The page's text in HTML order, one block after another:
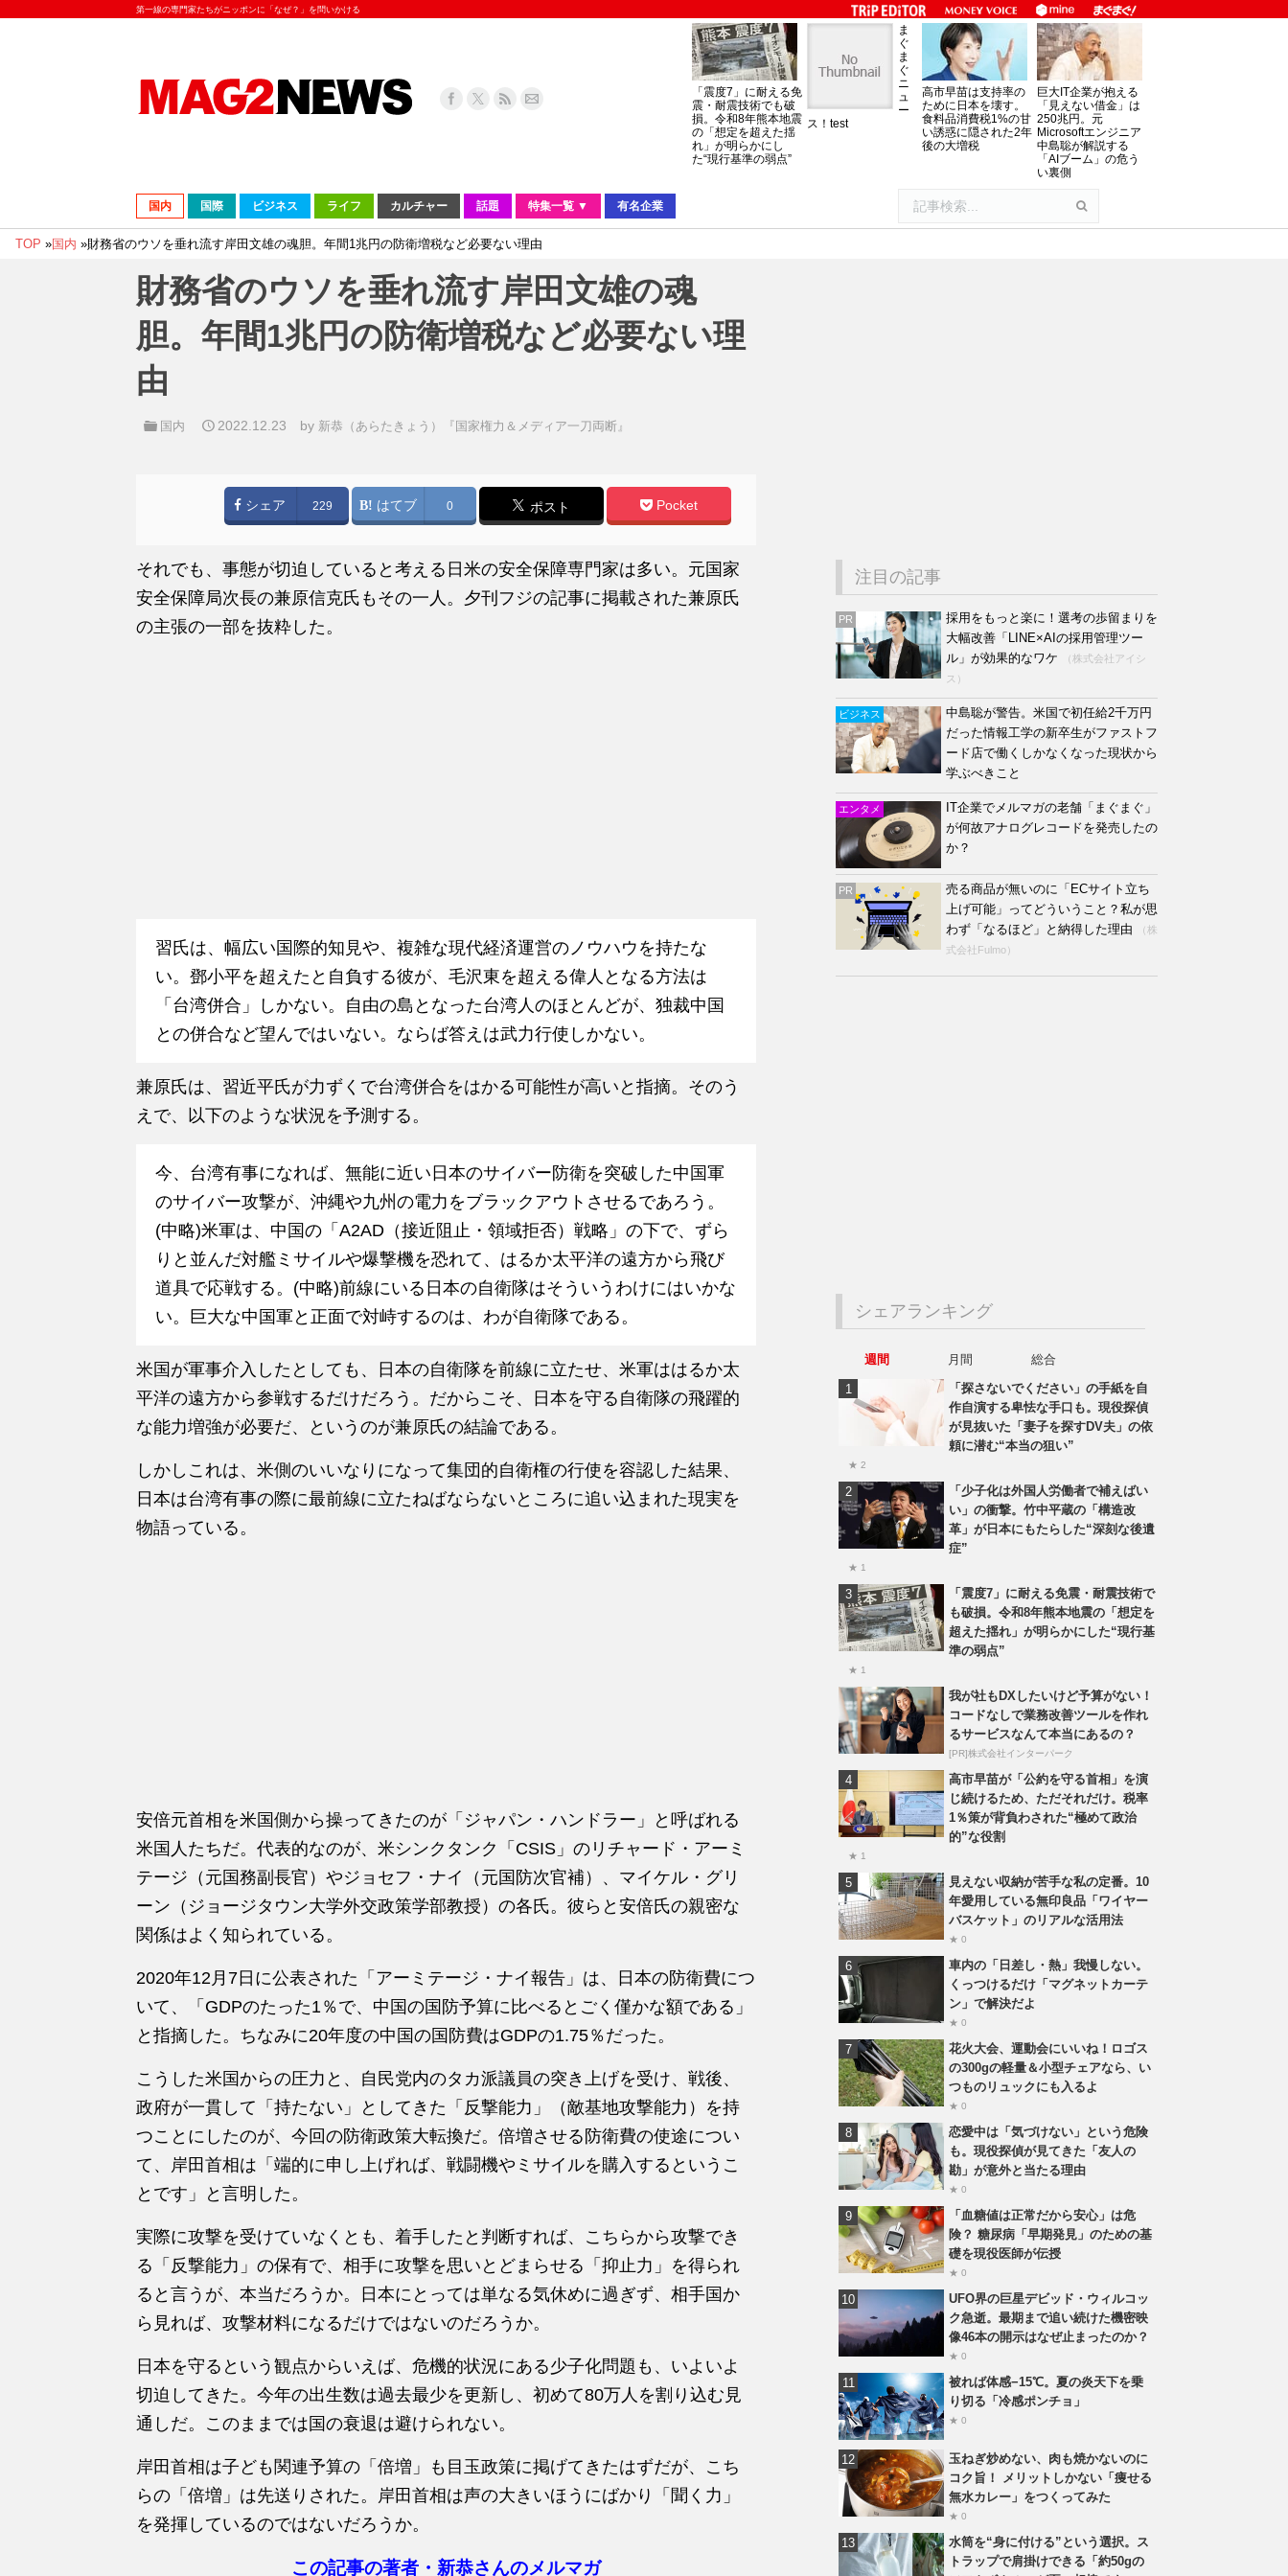
第一線の専門家たちがニッポンに「なぜ？」を問いかける
「震度7」に耐える免
震・耐震技術でも破
損。令和8年熊本地震
の「想定を超えた揺
れ」が明らかにし
た“現行基準の弱点”
ま
ぐ
ま
ぐ
ニ
ュ
ー
ス！test
高市早苗は支持率の
ために日本を壊す。
食料品消費税1%の甘
い誘惑に隠された2年
後の大増税
巨大IT企業が抱える
「見えない借金」は
250兆円。元
Microsoftエンジニア
中島聡が解説する
「AIブーム」の危う
い裏側
国内 国際 ビジネス ライフ カルチャー 話題 特集一覧 ▼ 有名企業
TOP »国内 »財務省のウソを垂れ流す岸田文雄の魂胆。年間1兆円の防衛増税など必要ない理由
財務省のウソを垂れ流す岸田文雄の魂
胆。年間1兆円の防衛増税など必要ない理
由
国内 2022.12.23 by 新恭（あらたきょう）『国家権力＆メディア一刀両断』
シェア 229 はてブ 0 ポスト Pocket
それでも、事態が切迫していると考える日米の安全保障専門家は多い。元国家
安全保障局次長の兼原信克氏もその一人。夕刊フジの記事に掲載された兼原氏
の主張の一部を抜粋した。
習氏は、幅広い国際的知見や、複雑な現代経済運営のノウハウを持たな
い。鄧小平を超えたと自負する彼が、毛沢東を超える偉人となる方法は
「台湾併合」しかない。自由の島となった台湾人のほとんどが、独裁中国
との併合など望んではいない。ならば答えは武力行使しかない。
兼原氏は、習近平氏が力ずくで台湾併合をはかる可能性が高いと指摘。そのう
えで、以下のような状況を予測する。
今、台湾有事になれば、無能に近い日本のサイバー防衛を突破した中国軍
のサイバー攻撃が、沖縄や九州の電力をブラックアウトさせるであろう。
(中略)米軍は、中国の「A2AD（接近阻止・領域拒否）戦略」の下で、ずら
りと並んだ対艦ミサイルや爆撃機を恐れて、はるか太平洋の遠方から飛び
道具で応戦する。(中略)前線にいる日本の自衛隊はそういうわけにはいかな
い。巨大な中国軍と正面で対峙するのは、わが自衛隊である。
米国が軍事介入したとしても、日本の自衛隊を前線に立たせ、米軍ははるか太
平洋の遠方から参戦するだけだろう。だからこそ、日本を守る自衛隊の飛躍的
な能力増強が必要だ、というのが兼原氏の結論である。
しかしこれは、米側のいいなりになって集団的自衛権の行使を容認した結果、
日本は台湾有事の際に最前線に立たねばならないところに追い込まれた現実を
物語っている。
安倍元首相を米国側から操ってきたのが「ジャパン・ハンドラー」と呼ばれる
米国人たちだ。代表的なのが、米シンクタンク「CSIS」のリチャード・アーミ
テージ（元国務副長官）やジョセフ・ナイ（元国防次官補）、マイケル・グリ
ーン（ジョージタウン大学外交政策学部教授）の各氏。彼らと安倍氏の親密な
関係はよく知られている。
2020年12月7日に公表された「アーミテージ・ナイ報告」は、日本の防衛費につ
いて、「GDPのたった1％で、中国の国防予算に比べるとごく僅かな額である」
と指摘した。ちなみに20年度の中国の国防費はGDPの1.75％だった。
こうした米国からの圧力と、自民党内のタカ派議員の突き上げを受け、戦後、
政府が一貫して「持たない」としてきた「反撃能力」（敵基地攻撃能力）を持
つことにしたのが、今回の防衛政策大転換だ。倍増させる防衛費の使途につい
て、岸田首相は「端的に申し上げれば、戦闘機やミサイルを購入するというこ
とです」と言明した。
実際に攻撃を受けていなくとも、着手したと判断すれば、こちらから攻撃でき
る「反撃能力」の保有で、相手に攻撃を思いとどまらせる「抑止力」を得られ
ると言うが、本当だろうか。日本にとっては単なる気休めに過ぎず、相手国か
ら見れば、攻撃材料になるだけではないのだろうか。
日本を守るという観点からいえば、危機的状況にある少子化問題も、いよいよ
切迫してきた。今年の出生数は過去最少を更新し、初めて80万人を割り込む見
通しだ。このままでは国の衰退は避けられない。
岸田首相は子ども関連予算の「倍増」も目玉政策に掲げてきたはずだが、こち
らの「倍増」は先送りされた。岸田首相は声の大きいほうにばかり「聞く力」
を発揮しているのではないだろうか。
この記事の著者・新恭さんのメルマガ
注目の記事
PR
採用をもっと楽に！選考の歩留まりを
大幅改善「LINE×AIの採用管理ツー
ル」が効果的なワケ
（株式会社アイシ
ス）
ビジネス
中島聡が警告。米国で初任給2千万円
だった情報工学の新卒生がファストフ
ード店で働くしかなくなった現状から
学ぶべきこと
エンタメ
IT企業でメルマガの老舗「まぐまぐ」
が何故アナログレコードを発売したの
か？
PR
売る商品が無いのに「ECサイト立ち
上げ可能」ってどういうこと？私が思
わず「なるほど」と納得した理由
（株
式会社Fulmo）
シェアランキング
週間 月間
総合
「探さないでください」の手紙を自
作自演する卑怯な手口も。現役探偵
が見抜いた「妻子を探すDV夫」の依
頼に潜む“本当の狙い”
★ 2
「少子化は外国人労働者で補えばい
い」の衝撃。竹中平蔵の「構造改
革」が日本にもたらした“深刻な後遺
症”
★ 1
「震度7」に耐える免震・耐震技術で
も破損。令和8年熊本地震の「想定を
超えた揺れ」が明らかにした“現行基
準の弱点”
★ 1
我が社もDXしたいけど予算がない！
コードなしで業務改善ツールを作れ
るサービスなんて本当にあるの？
[PR]株式会社インターパーク
高市早苗が「公約を守る首相」を演
じ続けるため、ただそれだけ。税率
1％策が背負わされた“極めて政治
的”な役割
★ 1
見えない収納が苦手な私の定番。10
年愛用している無印良品「ワイヤー
バスケット」のリアルな活用法
★ 0
車内の「日差し・熱」我慢しない。
くっつけるだけ「マグネットカーテ
ン」で解決だよ
★ 0
花火大会、運動会にいいね！ロゴス
の300gの軽量＆小型チェアなら、い
つものリュックにも入るよ
★ 0
恋愛中は「気づけない」という危険
も。現役探偵が見てきた「友人の
勘」が意外と当たる理由
★ 0
「血糖値は正常だから安心」は危
険？ 糖尿病「早期発見」のための基
礎を現役医師が伝授
★ 0
UFO界の巨星デビッド・ウィルコッ
ク急逝。最期まで追い続けた機密映
像46本の開示はなぜ止まったのか？
★ 0
被れば体感−15℃。夏の炎天下を乗
り切る「冷感ポンチョ」
★ 0
玉ねぎ炒めない、肉も焼かないのに
コク旨！ メリットしかない「痩せる
無水カレー」をつくってみた
★ 0
水筒を“身に付ける”という選択。ス
トラップで肩掛けできる「約50gの